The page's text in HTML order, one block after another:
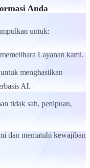
Anda
untuk:
Layanan kami.
menghasilkan
AI.
tidak sah, penipuan,
dan mematuhi kewajiban